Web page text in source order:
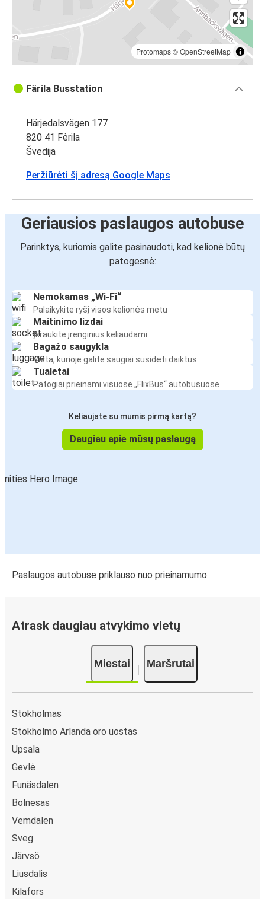
Protomaps©OpenStreetMap
Färila Busstation
Härjedalsvägen 177
820 41 Fėrila
Švedija
Peržiūrėti šį adresą Google Maps
Geriausios paslaugos autobuse
Parinktys, kuriomis galite pasinaudoti, kad kelionė būtų
patogesnė:
Nemokamas „Wi-Fi“
Palaikykite ryšį visos kelionės metu
Maitinimo lizdai
Įkraukite įrenginius keliaudami
Bagažo saugykla
Vieta, kurioje galite saugiai susidėti daiktus
Tualetai
Patogiai prieinami visuose „FlixBus“ autobusuose
Keliaujate su mumis pirmą kartą?
Daugiau apie mūsų paslaugą
Paslaugos autobuse priklauso nuo prieinamumo
Atrask daugiau atvykimo vietų
Miestai Maršrutai
Stokholmas
Stokholmo Arlanda oro uostas
Upsala
Gevlė
Funäsdalen
Bolnesas
Vemdalen
Sveg
Järvsö
Liusdalis
Kilafors